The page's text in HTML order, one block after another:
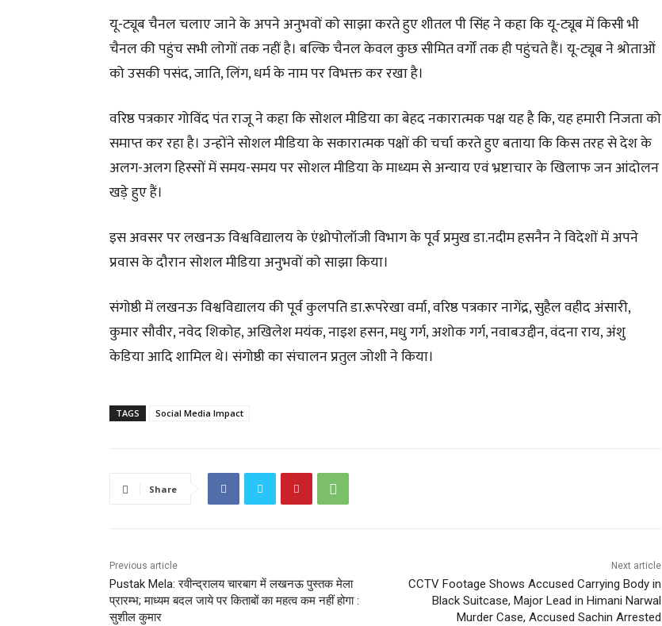
यू-ट्यूब चैनल चलाए जाने के अपने अनुभवों को साझा करते हुए शीतल पी सिंह ने कहा कि यू-ट्यूब में किसी भी
चैनल की पहुंच सभी लोगों तक नहीं है। बल्कि चैनल केवल कुछ सीमित वर्गों तक ही पहुंचते हैं। यू-ट्यूब ने श्रोताओं
को उसकी पसंद, जाति, लिंग, धर्म के नाम पर विभक्त कर रखा है।
वरिष्ठ पत्रकार गोविंद पंत राजू ने कहा कि सोशल मीडिया का बेहद नकारात्मक पक्ष यह है कि, यह हमारी निजता को
समाप्त कर रहा है। उन्होंने सोशल मीडिया के सकारात्मक पक्षों की चर्चा करते हुए बताया कि किस तरह से देश के
अलग-अलग हिस्सों में समय-समय पर सोशल मीडिया के माध्यम से अन्याय एवं भ्रष्टाचार के खिलाफ जन आंदोलन
खड़े हुए हैं।
इस अवसर पर लखनऊ विश्वविद्यालय के एंथ्रोपोलॉजी विभाग के पूर्व प्रमुख डा.नदीम हसनैन ने विदेशों में अपने
प्रवास के दौरान सोशल मीडिया अनुभवों को साझा किया।
संगोष्ठी में लखनऊ विश्वविद्यालय की पूर्व कुलपति डा.रूपरेखा वर्मा, वरिष्ठ पत्रकार नागेंद्र, सुहैल वहीद अंसारी,
कुमार सौवीर, नवेद शिकोह, अखिलेश मयंक, नाइश हसन, मधु गर्ग, अशोक गर्ग, नवाबउद्दीन, वंदना राय, अंशु
केडिया आदि शामिल थे। संगोष्ठी का संचालन प्रतुल जोशी ने किया।
TAGS Social Media Impact
Share
Previous article
Pustak Mela: रवीन्द्रालय चारबाग में लखनऊ पुस्तक मेला
प्रारम्भ; माध्यम बदल जाये पर किताबों का महत्व कम नहीं होगा :
सुशील कुमार
Next article
CCTV Footage Shows Accused Carrying Body in
Black Suitcase, Major Lead in Himani Narwal
Murder Case, Accused Sachin Arrested